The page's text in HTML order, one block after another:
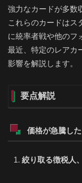
強力なカードが多数
これらのカードはス
に統率者戦や他のフ
最近、特定のレアカ
影響を解説します。
要点解説
価格が急騰し
絞り取る徴税人